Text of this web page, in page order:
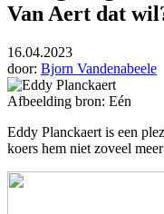
Van Aert dat
16.04.2023
door: Bjorn Vandenabeele
Afbeelding bron: Eén
Eddy Planckaert is een
koers hem niet zoveel